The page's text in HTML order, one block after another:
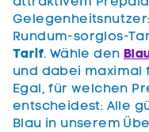
Rundum-sorglos-
Tarif. Wähle den
und dabei maximal
Egal, für welchen
entscheidest: Alle
Blau in unserem